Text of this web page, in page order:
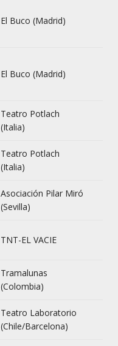
El Buco (Madrid)
El Buco (Madrid)
Teatro Potlach
(Italia)
Teatro Potlach
(Italia)
Asociación Pilar Miró
(Sevilla)
TNT-EL VACIE
Tramalunas
(Colombia)
Teatro Laboratorio
(Chile/Barcelona)